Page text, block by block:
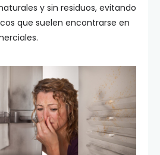
y sin residuos, evitando
que suelen encontrarse en